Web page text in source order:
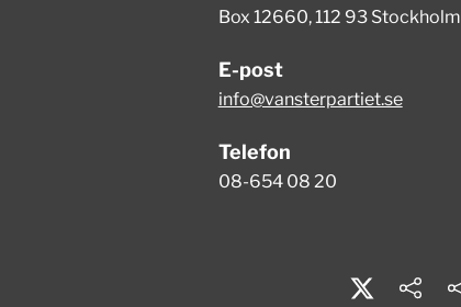
Box 12660, 112 93 Stockholm
E-post
info@vansterpartiet.se
Telefon
08-654 08 20